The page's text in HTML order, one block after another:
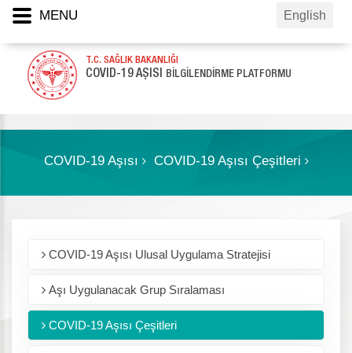
English
T.C. SAĞLIK BAKANLIĞI
COVID-19 AŞISI BİLGİLENDİRME PLATFORMU
COVID-19 Aşısı COVID-19 Aşısı Çeşitleri
COVID-19 Aşısı Ulusal Uygulama Stratejisi
Aşı Uygulanacak Grup Sıralaması
COVID-19 Aşısı Çeşitleri
MENU